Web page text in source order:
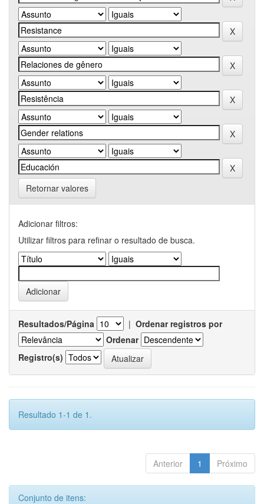
Retornar valores
Adicionar filtros:
Utilizar filtros para refinar o resultado de busca.
Resultados/Página | Ordenar registros por
Ordenar
Registro(s)
Resultado 1-1 de 1.
Anterior 1 Próximo
Conjunto de itens: